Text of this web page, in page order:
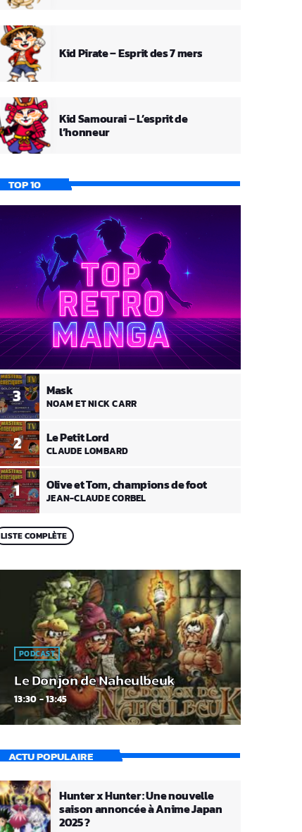
Kid Pirate – Esprit des 7 mers
Kid Samourai – L’esprit de
l’honneur
TOP 10
1 Olive et Tom, champions de foot
JEAN-CLAUDE CORBEL
2 Le Petit Lord
CLAUDE LOMBARD
3 Mask
NOAM ET NICK CARR
LISTE COMPLÈTE
PODCAST
Le Donjon de Naheulbeuk
13:30 - 13:45
ACTU POPULAIRE
Hunter x Hunter : Une nouvelle
saison annoncée à Anime Japan
2025 ?